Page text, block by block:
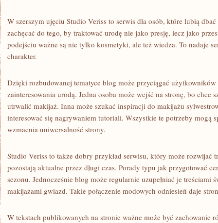
W szerszym ujęciu Studio Veriss to serwis dla osób, które lubią
zachęcać do tego, by traktować urodę nie jako presję, lecz jako
podejściu ważne są nie tylko kosmetyki, ale też wiedza. To nadaje
charakter.
Dzięki rozbudowanej tematyce blog może przyciągać użytkowników
zainteresowania urodą. Jedna osoba może wejść na stronę, bo chce
utrwalić makijaż. Inna może szukać inspiracji do makijażu
interesować się nagrywaniem tutoriali. Wszystkie te potrzeby mogą
wzmacnia uniwersalność strony.
Studio Veriss to także dobry przykład serwisu, który może rozwijać
pozostają aktualne przez długi czas. Porady typu jak przygotować
sezonu. Jednocześnie blog może regularnie uzupełniać je treściami
makijażami gwiazd. Takie połączenie modowych odniesień daje
W tekstach publikowanych na stronie ważne może być zachowanie